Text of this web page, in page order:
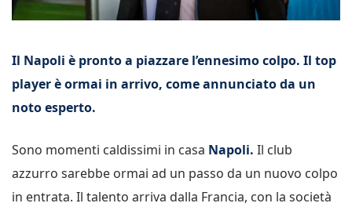
Il Napoli è pronto a piazzare l’ennesimo colpo. Il top
player è ormai in arrivo, come annunciato da un
noto esperto.
Sono momenti caldissimi in casa Napoli. Il club
azzurro sarebbe ormai ad un passo da un nuovo colpo
in entrata. Il talento arriva dalla Francia, con la società